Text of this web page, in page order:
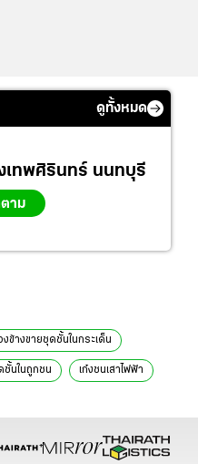
ดูทั้งหมด
เทพศิรินทร์ นนทบุรี
าม
วัย 78 ปี กับลูกชายกระโดดหนีตาย
ค้นในรถเจอปืน-ยาเสพติด